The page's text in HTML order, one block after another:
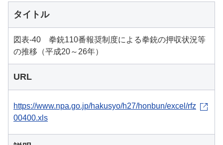
タイトル
図表-40 拳銃110番報奨制度による拳銃の押収状況等
の推移（平成20～26年）
URL
https://www.npa.go.jp/hakusyo/h27/honbun/excel/rfz
00400.xls